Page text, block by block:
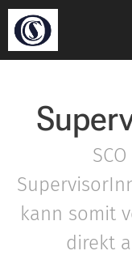
kann somit
direkt